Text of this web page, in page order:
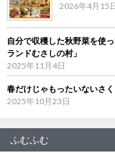
2026年4月15
自分で収穫した秋野菜を使
ランドむさしの村」
2025年11月4日
春だけじゃもったいないさ
2025年10月23日
ふむふむ